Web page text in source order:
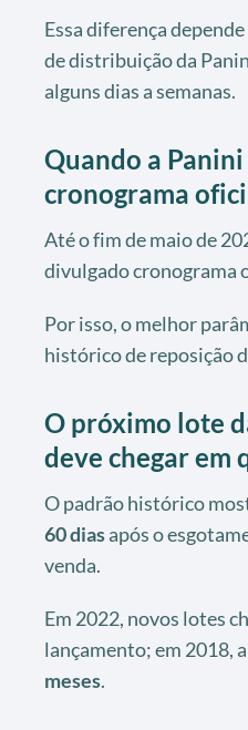
Essa diferença
de distribuição da
alguns dias a semanas.
Quando a
cronograma
Até o fim de maio de
divulgado cronograma
Por isso, o melhor
histórico de reposição
O próximo lote
deve chegar em
O padrão histórico
60 diasapós o
venda.
Em 2022, novos lotes
lançamento; em 2018,
meses.